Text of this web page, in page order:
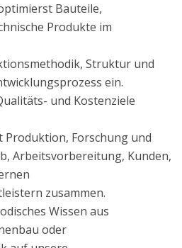
Bauteile,
Produkte im
Struktur und
ein.
und Kostenziele
Produktion, Forschung und
Arbeitsvorbereitung, Kunden,
zusammen.
Wissen aus
oder